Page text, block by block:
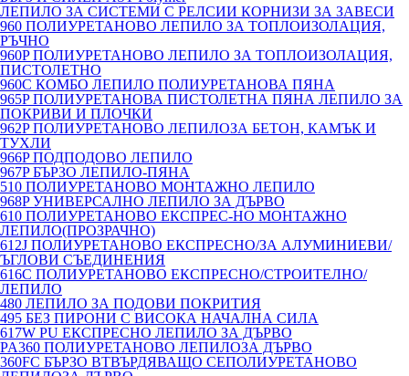
ЛЕПИЛО ЗА СИСТЕМИ С РЕЛСИИ КОРНИЗИ ЗА ЗАВЕСИ
960 ПОЛИУРЕТАНОВО ЛЕПИЛО ЗА ТОПЛОИЗОЛАЦИЯ,
РЪЧНО
960P ПОЛИУРЕТАНОВО ЛЕПИЛО ЗА ТОПЛОИЗОЛАЦИЯ,
ПИСТОЛЕТНО
960C КОМБО ЛЕПИЛО ПОЛИУРЕТАНОВА ПЯНА
965P ПОЛИУРЕТАНОВА ПИСТОЛЕТНА ПЯНА ЛЕПИЛО ЗА
ПОКРИВИ И ПЛОЧКИ
962P ПОЛИУРЕТАНОВО ЛЕПИЛОЗА БЕТОН, КАМЪК И
ТУХЛИ
966P ПОДПОДОВО ЛЕПИЛО
967P БЪРЗО ЛЕПИЛО-ПЯНА
510 ПОЛИУРЕТАНОВО МОНТАЖНО ЛЕПИЛО
968P УНИВЕРСАЛНО ЛЕПИЛО ЗА ДЪРВО
610 ПОЛИУРЕТАНОВО ЕКСПРЕС-НО МОНТАЖНО
ЛЕПИЛО(ПРОЗРАЧНО)
612J ПОЛИУРЕТАНОВО ЕКСПРЕСНО/ЗА АЛУМИНИЕВИ/
ЪГЛОВИ СЪЕДИНЕНИЯ
616C ПОЛИУРЕТАНОВО ЕКСПРЕСНО/СТРОИТЕЛНО/
ЛЕПИЛО
480 ЛЕПИЛО ЗА ПОДОВИ ПОКРИТИЯ
495 БЕЗ ПИРОНИ С ВИСОКА НАЧАЛНА СИЛА
617W PU ЕКСПРЕСНО ЛЕПИЛО ЗА ДЪРВО
PA360 ПОЛИУРЕТАНОВО ЛЕПИЛОЗА ДЪРВО
360FC БЪРЗО ВТВЪРДЯВАЩО СЕПОЛИУРЕТАНОВО